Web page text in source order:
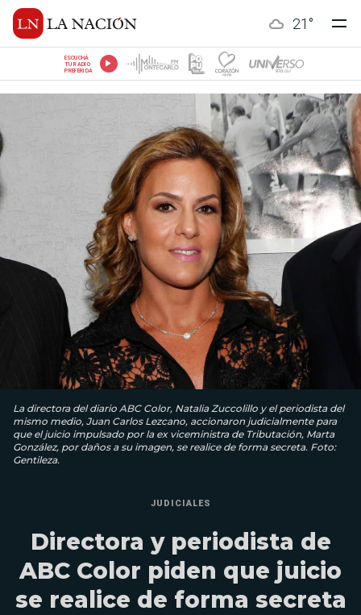
21 °
ESCUCHÁ
TU RADIO
PREFERIDA
La directora del diario ABC Color, Natalia Zuccolillo y el periodista del
mismo medio, Juan Carlos Lezcano, accionaron judicialmente para
que el juicio impulsado por la ex viceministra de Tributación, Marta
González, por daños a su imagen, se realice de forma secreta. Foto:
Gentileza.
JUDICIALES
Directora y periodista de
ABC Color piden que juicio
se realice de forma secreta